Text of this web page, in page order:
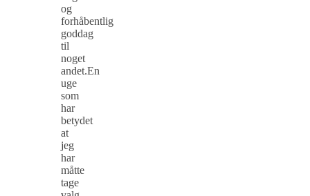
og
forhåbentlig
goddag
til
noget
andet.En
uge
som
har
betydet
at
jeg
har
måtte
tage